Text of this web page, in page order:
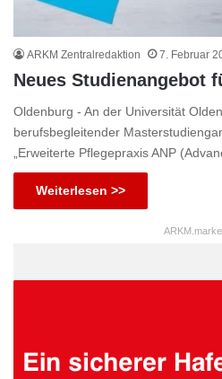
ARKM Zentralredaktion 7. Februar
Neues Studienangebot
Oldenburg - An der Universität
berufsbegleitender
„Erweiterte Pflegepraxis ANP
Weiterlesen >>